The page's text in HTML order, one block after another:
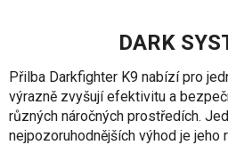
DARK
Přilba Darkfighter K9 nabízí pro
výrazně zvyšují efektivitu a
různých náročných prostředích.
nejpozoruhodnějších výhod je jeho